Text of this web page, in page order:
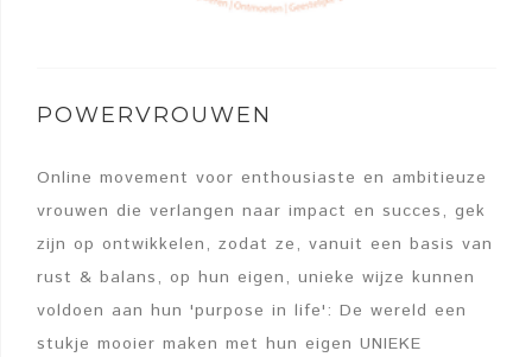
POWERVROUWEN
Online movement voor enthousiaste en ambitieuze
vrouwen die verlangen naar impact en succes, gek
zijn op ontwikkelen, zodat ze, vanuit een basis van
rust & balans, op hun eigen, unieke wijze kunnen
voldoen aan hun 'purpose in life': De wereld een
stukje mooier maken met hun eigen UNIEKE